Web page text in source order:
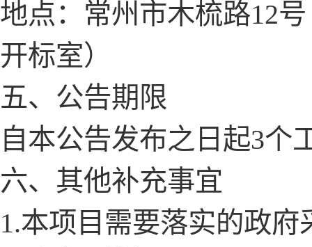
地点：常州市木梳路12
开标室）
五、公告期限
自本公告发布之日起3个
六、其他补充事宜
1.本项目需要落实的政